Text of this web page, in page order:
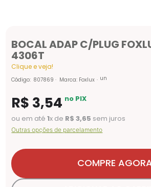
BOCAL ADAP C/PLUG
4306T
Clique e veja!
Código: 807869 Marca: Foxlux un
R$ 3,54 no PIX
ou em até1x de R$ 3,65 sem juros
Outras opções de parcelamento
COMPRE